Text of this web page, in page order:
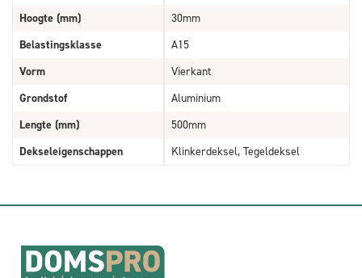
Hoogte (mm)
30mm
Belastingsklasse
A15
Vorm
Vierkant
Grondstof
Aluminium
Lengte (mm)
500mm
Dekseleigenschappen
Klinkerdeksel, Tegeldeksel